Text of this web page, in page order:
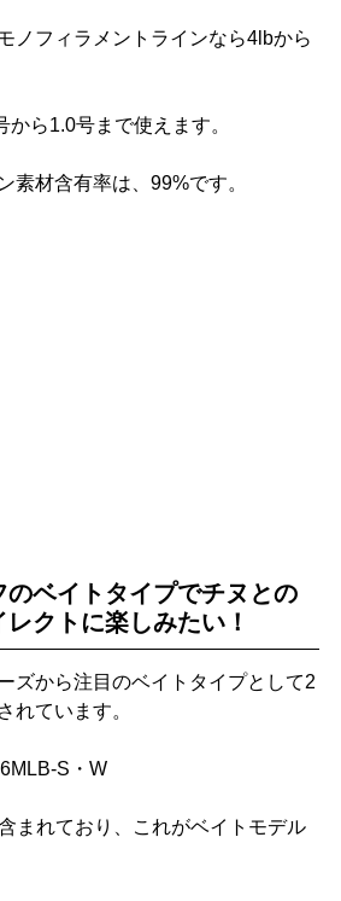
ノフィラメントラインなら4lbから
ら1.0号まで使えます。
素材含有率は、99%です。
のベイトタイプでチヌとの
クトに楽しみたい！
ズから注目のベイトタイプとして2
れています。
S・W
まれており、これがベイトモデル